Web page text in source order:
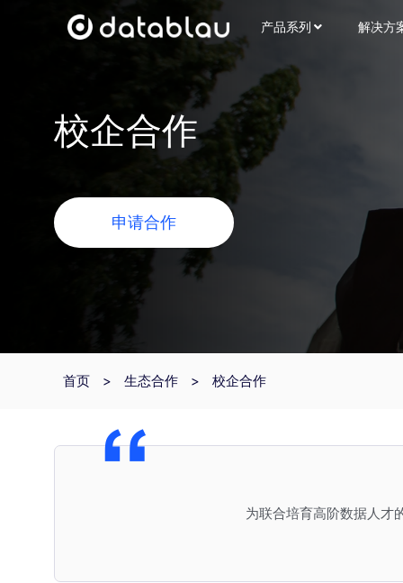
产品系列 解决方
校企合作
申请合作
首页 > 生态合作 > 校企合作
为联合培育高阶数据人才